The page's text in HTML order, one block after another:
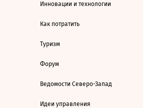
Инновации и технологии
Как потратить
Туризм
Форум
Ведомости Северо-Запад
Идеи управления